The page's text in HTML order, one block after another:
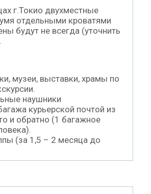
г.Токио двухместные
отдельными кроватями
будут не всегда (уточнить
музеи, выставки, храмы по
наушники
курьерской почтой из
и обратно (1 багажное
(за 1,5 – 2 месяца до